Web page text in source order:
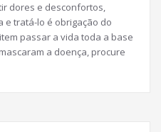
dores e desconfortos,
e tratá-lo é obrigação do
passar a vida toda a base
a doença, procure